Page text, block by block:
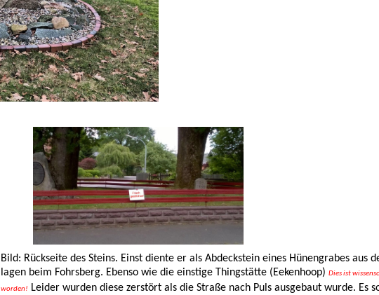
Bild: Rückseite des Steins. Einst diente er als Abdeckstein eines Hünengrabes aus
lagen beim Fohrsberg. Ebenso wie die einstige Thingstätte (Eekenhoop) Dies ist
worden! Leider wurden diese zerstört als die Straße nach Puls ausgebaut wurde. Es